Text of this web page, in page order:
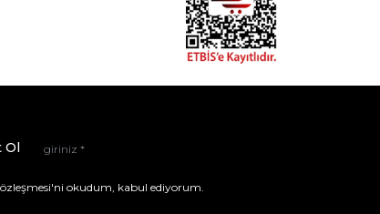
Ol
okudum, kabul ediyorum.